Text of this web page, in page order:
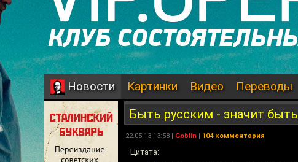
Новости Картинки Видео Переводы
Быть русским - значит
22.05.13 13:58 | Goblin | 104 комментария
Цитата: